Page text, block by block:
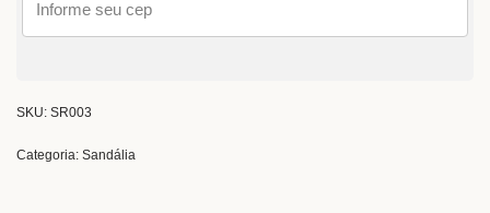
SKU: SR003
Categoria: Sandália